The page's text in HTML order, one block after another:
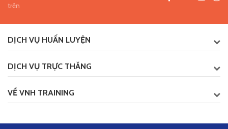
trên
DỊCH VỤ HUẤN LUYỆN
DỊCH VỤ TRỰC THĂNG
VỀ VNH TRAINING